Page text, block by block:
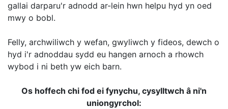
gallai darparu'r adnodd ar-lein hwn helpu hyd yn oed
mwy o bobl.
Felly, archwiliwch y wefan, gwyliwch y fideos, dewch o
hyd i'r adnoddau sydd eu hangen arnoch a rhowch
wybod i ni beth yw eich barn.
Os hoffech chi fod ei fynychu, cysylltwch â ni'n
uniongyrchol: